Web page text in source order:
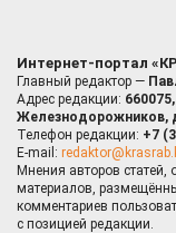
Интернет-портал
Главный редактор —
Адрес редакции:
Железнодорожников,
Телефон редакции: +7
E-mail:
Мнения авторов статей,
материалов,
комментариев
с позицией редакции.